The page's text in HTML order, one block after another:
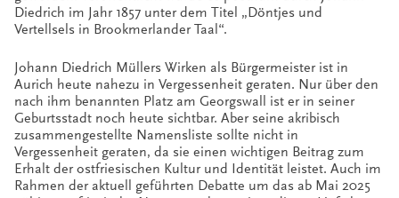
Diedrich im Jahr 1857 unter dem Titel „Döntjes und
Vertellsels in Brookmerlander Taal“.
Johann Diedrich Müllers Wirken als Bürgermeister ist in
Aurich heute nahezu in Vergessenheit geraten. Nur über den
nach ihm benannten Platz am Georgswall ist er in seiner
Geburtsstadt noch heute sichtbar. Aber seine akribisch
zusammengestellte Namensliste sollte nicht in
Vergessenheit geraten, da sie einen wichtigen Beitrag zum
Erhalt der ostfriesischen Kultur und Identität leistet. Auch im
Rahmen der aktuell geführten Debatte um das ab Mai 2025